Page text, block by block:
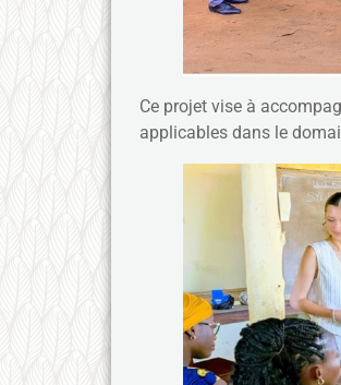
Ce projet vise à
applicables dans le